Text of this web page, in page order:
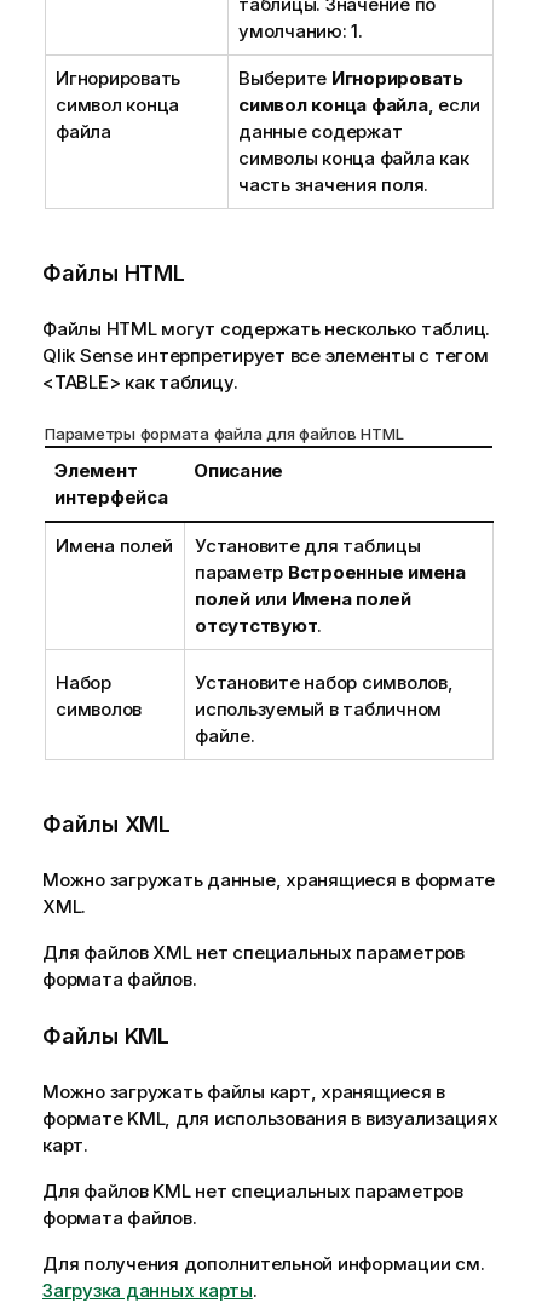
умолчанию: 1.
Игнорировать
символ конца
файла
Выберите Игнорировать
символ конца файла, если
данные содержат
символы конца файла как
часть значения поля.
Файлы HTML
Файлы HTMLмогут содержать несколько таблиц.
Qlik Senseинтерпретирует все элементы с тегом
<TABLE> как таблицу.
Параметры формата файла для файловHTML
Элемент
интерфейса
Описание
Имена полей
Установите для таблицы
параметр Встроенные имена
полейили Имена полей
отсутствуют.
Набор
символов
Установите набор символов,
используемый в табличном
файле.
Файлы XML
Можно загружать данные, хранящиеся в формате
XML.
Для файлов XMLнет специальных параметров
формата файлов.
Файлы KML
Можно загружать файлы карт, хранящиеся в
формате KML, для использования в визуализациях
карт.
Для файлов KMLнет специальных параметров
формата файлов.
Для получения дополнительной информации см.
Загрузка данных карты.